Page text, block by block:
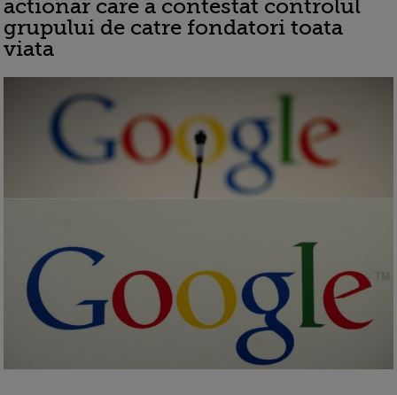
actionar care a contestat controlul
grupului de catre fondatori toata
viata